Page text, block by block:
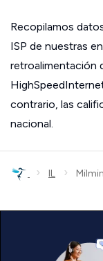
Recopilamos
ISP de nuestras
retroalimentación
contrario, las
nacional.
› IL ›